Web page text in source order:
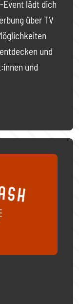
Event lädt dich
über TV
und
und